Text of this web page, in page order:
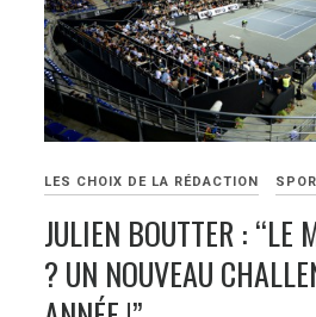
LES CHOIX DE LA RÉDACTION
JULIEN BOUTTER : “LE
? UN NOUVEAU